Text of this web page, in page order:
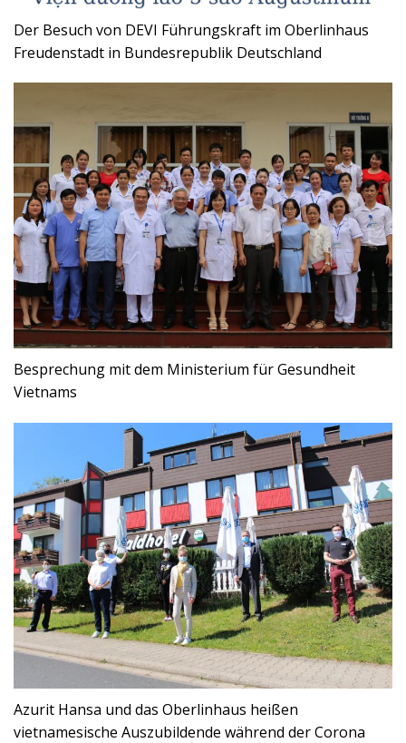
Der Besuch von DEVI Führungskraft im Oberlinhaus
Freudenstadt in Bundesrepublik Deutschland
Besprechung mit dem Ministerium für Gesundheit
Vietnams
Azurit Hansa und das Oberlinhaus heißen
vietnamesische Auszubildende während der Corona